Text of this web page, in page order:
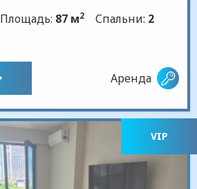
Площадь: 87 м2 Спальни: 2
Аренда
VIP